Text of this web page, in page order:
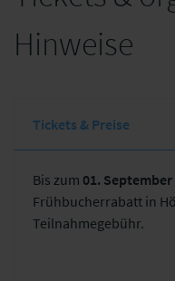
Hinweise
Tickets & Preise
Bis zum 01. September
Frühbucherrabatt in
Teilnahmegebühr.